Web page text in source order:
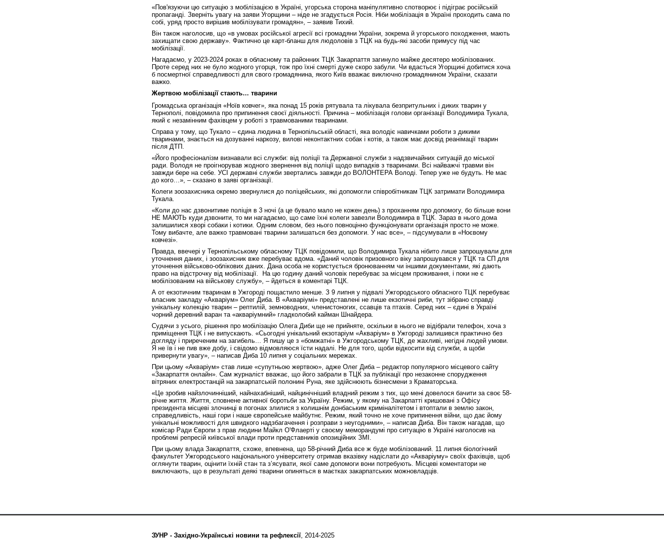
«Пов'язуючи цю ситуацію з мобілізацією в Україні, угорська сторона маніпулятивно спотворює і підіграє російській
пропаганді. Зверніть увагу на заяви Угорщини – ніде не згадується Росія. Ніби мобілізація в Україні проходить сама по
собі, уряд просто вирішив мобілізувати громадян», – заявив Тихий.
Він також наголосив, що «в умовах російської агресії всі громадяни України, зокрема й угорського походження, мають
захищати свою державу». Фактично це карт-бланш для людоловів з ТЦК на будь-які засоби примусу під час
мобілізації.
Нагадаємо, у 2023-2024 роках в обласному та районних ТЦК Закарпаття загинуло майже десятеро мобілізованих.
Проте серед них не було жодного угорця, тож про їхні смерті дуже скоро забули. Чи вдасться Угорщині добитися хоча
б посмертної справедливості для свого громадянина, якого Київ вважає виключно громадянином України, сказати
важко.
Жертвою мобілізації стають… тварини
Громадська організація «Ноїв ковчег», яка понад 15 років рятувала та лікувала безпритульних і диких тварин у
Тернополі, повідомила про припинення своєї діяльності. Причина – мобілізація голови організації Володимира Тукала,
який є незамінним фахівцем у роботі з травмованими тваринами.
Справа у тому, що Тукало – єдина людина в Тернопільській області, яка володіє навичками роботи з дикими
тваринами, знається на дозуванні наркозу, вилові неконтактних собак і котів, а також має досвід реанімації тварин
після ДТП.
«Його професіоналізм визнавали всі служби: від поліції та Державної служби з надзвичайних ситуацій до міської
ради. Володя не проігнорував жодного звернення від поліції щодо випадків з тваринами. Всі найважчі травми він
завжди бере на себе. УСІ державні служби звертались завжди до ВОЛОНТЕРА Володі. Тепер уже не будуть. Не має
до кого…», – сказано в заяві організації.
Колеги зоозахисника окремо звернулися до поліцейських, які допомогли співробітникам ТЦК затримати Володимира
Тукала.
«Коли до нас дзвонитиме поліція в 3 ночі (а це бувало мало не кожен день) з проханням про допомогу, бо більше вони
НЕ МАЮТЬ куди дзвонити, то ми нагадаємо, що саме їхні колеги завезли Володимира в ТЦК. Зараз в нього дома
залишилися хворі собаки і котики. Одним словом, без нього повноцінно функціонувати організація просто не може.
Тому вибачте, але важко травмовані тварини залишаться без допомоги. У нас все», – підсумували в «Ноєвому
ковчезі».
Правда, ввечері у Тернопільському обласному ТЦК повідомили, що Володимира Тукала нібито лише запрошували для
уточнення даних, і зоозахисник вже перебуває вдома. «Даний чоловік призовного віку запрошувався у ТЦК та СП для
уточнення військово-облікових даних. Дана особа не користується бронюванням чи іншими документами, які дають
право на відстрочку від мобілізації. На цю годину даний чоловік перебуває за місцем проживання, і поки не є
мобілізованим на військову службу», – йдеться в коментарі ТЦК.
А от екзотичним тваринам в Ужгороді пощастило менше. З 9 липня у підвалі Ужгородського обласного ТЦК перебуває
власник закладу «Акваріум» Олег Диба. В «Акваріумі» представлені не лише екзотичні риби, тут зібрано справді
унікальну колекцію тварин – рептилій, земноводних, членистоногих, ссавців та птахів. Серед них – єдині в Україні
чорний деревний варан та «акваріумний» гладколобий кайман Шнайдера.
Судячи з усього, рішення про мобілізацію Олега Диби ще не прийняте, оскільки в нього не відібрали телефон, хоча з
приміщення ТЦК і не випускають. «Сьогодні унікальний екзотаріум «Акваріум» в Ужгороді залишився практично без
догляду і приреченим на загибель… Я пишу це з «бомжатні» в Ужгородському ТЦК, де жахливі, негідні людей умови.
Я не їв і не пив вже добу, і свідомо відмовляюся їсти надалі. Не для того, щоби відкосити від служби, а щоби
привернути увагу», – написав Диба 10 липня у соціальних мережах.
При цьому «Акваріум» став лише «супутньою жертвою», адже Олег Диба – редактор популярного місцевого сайту
«Закарпаття онлайн». Сам журналіст вважає, що його забрали в ТЦК за публікації про незаконне спорудження
вітряних електростанцій на закарпатській полонині Руна, яке здійснюють бізнесмени з Краматорська.
«Це зробив найзлочинніший, найнахабніший, найцинічніший владний режим з тих, що мені довелося бачити за своє 58-
річне життя. Життя, сповнене активної боротьби за Україну. Режим, у якому на Закарпатті кришовані з Офісу
президента місцеві злочинці в погонах злилися з колишнім донбаським криміналітетом і втоптали в землю закон,
справедливість, наші гори і наше європейське майбутнє. Режим, який точно не хоче припинення війни, що дає йому
унікальні можливості для швидкого надзбагачення і розправи з неугодними», – написав Диба. Він також нагадав, що
комісар Ради Європи з прав людини Майкл О'Флаерті у своєму меморандумі про ситуацію в Україні наголосив на
проблемі репресій київської влади проти представників опозиційних ЗМІ.
При цьому влада Закарпаття, схоже, впевнена, що 58-річний Диба все ж буде мобілізований. 11 липня біологічний
факультет Ужгородського національного університету отримав вказівку надіслати до «Акваріуму» своїх фахівців, щоб
оглянути тварин, оцінити їхній стан та з’ясувати, якої саме допомоги вони потребують. Місцеві коментатори не
виключають, що в результаті деякі тварини опиняться в маєтках закарпатських можновладців.
ЗУНР - Західно-Українські новини та рефлексії , 2014-2025